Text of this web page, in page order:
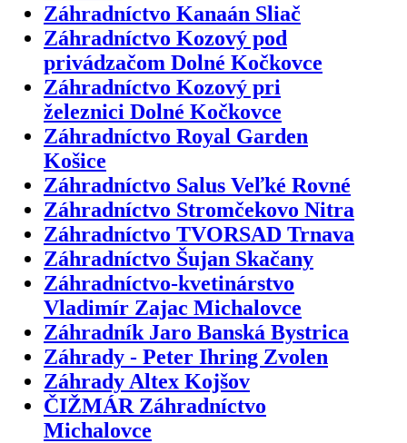
Záhradníctvo Kanaán Sliač
Záhradníctvo Kozový pod
privádzačom Dolné Kočkovce
Záhradníctvo Kozový pri
železnici Dolné Kočkovce
Záhradníctvo Royal Garden
Košice
Záhradníctvo Salus Veľké Rovné
Záhradníctvo Stromčekovo Nitra
Záhradníctvo TVORSAD Trnava
Záhradníctvo Šujan Skačany
Záhradníctvo-kvetinárstvo
Vladimír Zajac Michalovce
Záhradník Jaro Banská Bystrica
Záhrady - Peter Ihring Zvolen
Záhrady Altex Kojšov
ČIŽMÁR Záhradníctvo
Michalovce